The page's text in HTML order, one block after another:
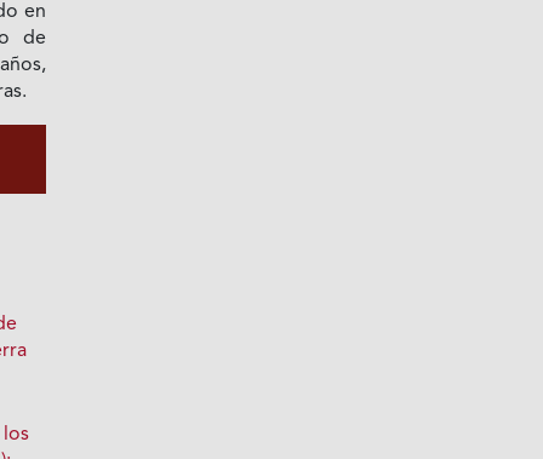
en
de
los